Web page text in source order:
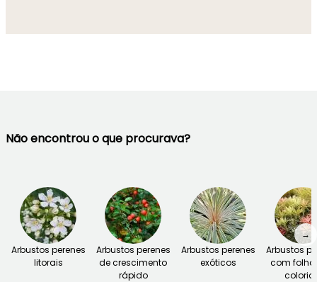
Não encontrou o que procurava?
Arbustos perenes
litorais
Arbustos perenes
de crescimento
rápido
Arbustos perenes
exóticos
Arbustos
com
→